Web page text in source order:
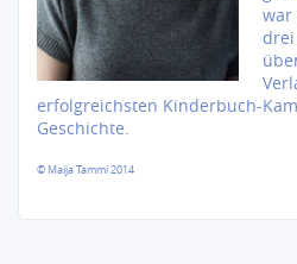
war
erfolgreichsten Kinderbuch-
Geschichte.
© Maija Tammi 2014